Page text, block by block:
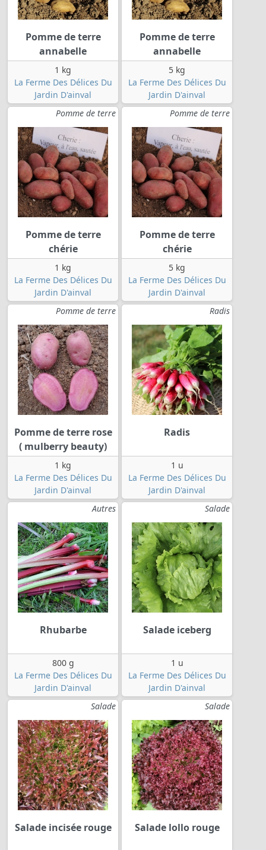
Pomme de terre
annabelle
1 kg
La Ferme Des Délices Du
Jardin D'ainval
Pomme de terre
annabelle
5 kg
La Ferme Des Délices Du
Jardin D'ainval
Pomme de terre
Pomme de terre
chérie
1 kg
La Ferme Des Délices Du
Jardin D'ainval
Pomme de terre
Pomme de terre
chérie
5 kg
La Ferme Des Délices Du
Jardin D'ainval
Pomme de terre
Pomme de terre rose
( mulberry beauty)
1 kg
La Ferme Des Délices Du
Jardin D'ainval
Radis
Radis
1 u
La Ferme Des Délices Du
Jardin D'ainval
Autres
Rhubarbe
800 g
La Ferme Des Délices Du
Jardin D'ainval
Salade
Salade iceberg
1 u
La Ferme Des Délices Du
Jardin D'ainval
Salade
Salade incisée rouge
Salade
Salade lollo rouge